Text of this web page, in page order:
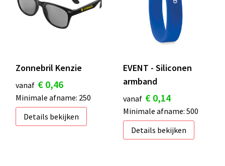
Zonnebril Kenzie
vanaf € 0,46
Minimale afname: 250
Details bekijken
EVENT - Siliconen
armband
vanaf € 0,14
Minimale afname: 500
Details bekijken